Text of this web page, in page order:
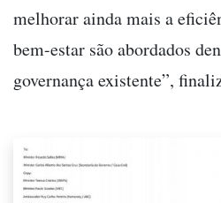
melhorar ainda mais a
bem-estar são abordados
governança existente”,